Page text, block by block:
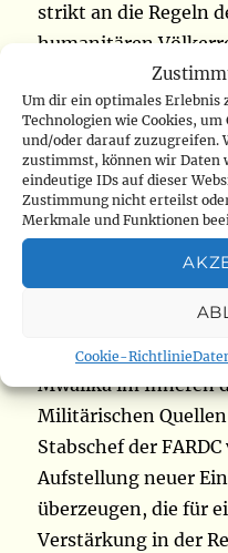
Um dir ein optimales Erlebnis
Technologien wie Cookies,
und/oder darauf zuzugreifen.
zustimmst, können wir Daten
eindeutige IDs auf dieser
Zustimmung nicht erteilst
Merkmale und Funktionen
Cookie-Richtlinie
strikt an die Regeln
humanitären
Aufruf wurde am
während seines
sich seit vier Tagen
General Mbala reiste
Kasinga und
nach Ngadi, Mavivi,
Matombo. wo die
Bevölkerung dieser
Angriffen zu
durch die
Mwalika im Inneren
Militärischen
Stabschef der
Aufstellung neuer
überzeugen, die für
Verstärkung in der